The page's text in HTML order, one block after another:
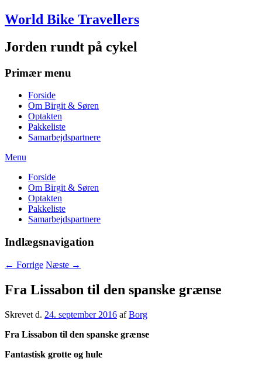
Skip
to
World Bike Travellers
Jorden rundt på cykel
Primær menu
Forside
Om Birgit & Søren
Optakten
Pakkeliste
Samarbejdspartnere
Menu
Forside
Om Birgit & Søren
Optakten
Pakkeliste
Samarbejdspartnere
Indlægsnavigation
← Forrige Næste →
Fra Lissabon til den spanske grænse
Skrevet d. 24. september 2016 afBorg
Fra Lissabon til den spanske grænse
Fantastisk grotte og hule